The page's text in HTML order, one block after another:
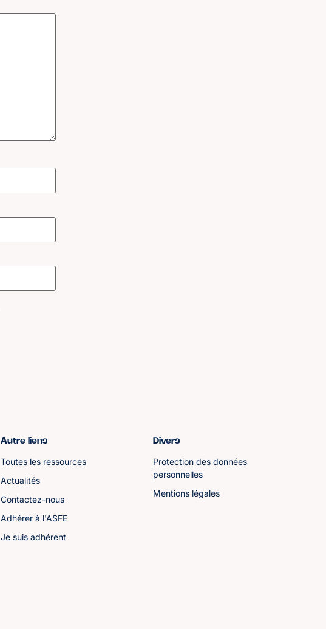
Autre liens
Toutes les ressources
Actualités
Contactez-nous
Adhérer à l'ASFE
Je suis adhérent
Divers
Protection des données
personnelles
Mentions légales